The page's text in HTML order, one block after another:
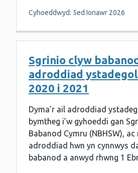
Cyhoeddwyd: 5ed Ionawr 2026
Sgrinio clyw babanod
adroddiad
2020 i 2021
Dyma’r ail adroddiad
bymtheg i’w gyhoeddi gan
Babanod Cymru (NBHSW), ac
adroddiad hwn yn cynnwys
babanod a anwyd rhwng 1